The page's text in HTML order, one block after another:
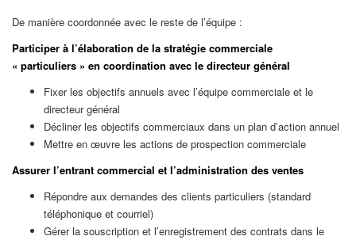
De manière coordonnée avec le reste de l’équipe :
Participer à l’élaboration de la stratégie commerciale
« particuliers » en coordination avec le directeur général
Fixer les objectifs annuels avec l’équipe commerciale et le
directeur général
Décliner les objectifs commerciaux dans un plan d’action annuel
Mettre en œuvre les actions de prospection commerciale
Assurer l’entrant commercial et l’administration des ventes
Répondre aux demandes des clients particuliers (standard
téléphonique et courriel)
Gérer la souscription et l’enregistrement des contrats dans le